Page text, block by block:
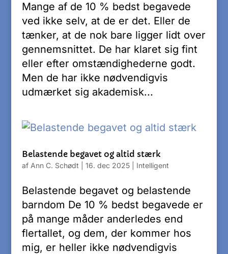
Mange af de 10 % bedst begavede
ved ikke selv, at de er det. Eller de
tænker, at de nok bare ligger lidt over
gennemsnittet. De har klaret sig fint
eller efter omstændighederne godt.
Men de har ikke nødvendigvis
udmærket sig akademisk...
Belastende begavet og altid stærk
af Ann C. Schødt 16. dec 2025| Intelligent
Belastende begavet og belastende
barndom De 10 % bedst begavede er
på mange måder anderledes end
flertallet, og dem, der kommer hos
mig, er heller ikke nødvendigvis